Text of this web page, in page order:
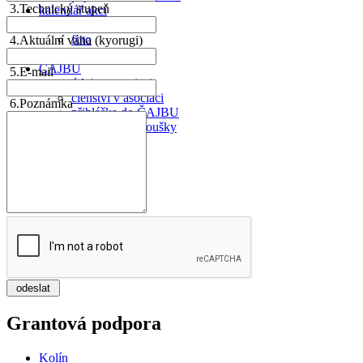
kalendář akcí
foto
ČAJBU
údaje o asociaci
členství v asociaci
přihláška do ČAJBU
poplatky za zkoušky
3.Technický stupeň
4.Aktuální váha (kyorugi)
5.E-mail
6.Poznámka
Grantová podpora
Kolín